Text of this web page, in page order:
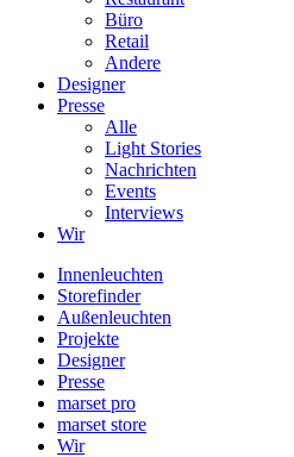
Büro
Retail
Andere
Designer
Presse
Alle
Light Stories
Nachrichten
Events
Interviews
Wir
Innenleuchten
Storefinder
Außenleuchten
Projekte
Designer
Presse
marset pro
marset store
Wir